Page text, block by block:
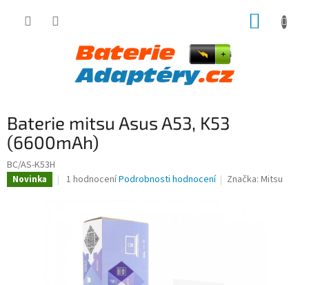
Baterie mitsu Asus A53, K53
(6600mAh)
BC/AS-K53H
Novinka
Průměrné
hvězdiček.
1 hodnoceníPodrobnosti hodnocení Značka:Mitsu